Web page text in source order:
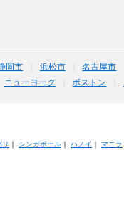
岡市 浜松市 名古屋市
ニューヨーク ボストン
リ シンガポール｜ ハノイ マニラ